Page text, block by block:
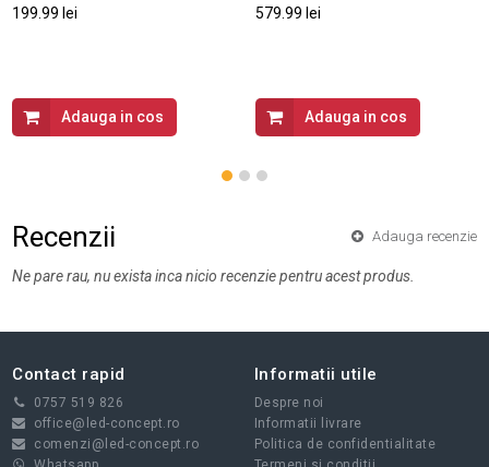
199.99 lei
Adauga in cos
579.99 lei
Adauga in cos
Recenzii Adauga recenzie
Ne pare rau, nu exista inca nicio recenzie pentru acest produs.
Contact rapid
0757 519 826
office@led-concept.ro
comenzi@led-concept.ro
Informatii utile
Despre noi
Informatii livrare
Politica de confidentialitate